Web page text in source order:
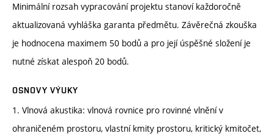
Minimální rozsah vypracování projektu stanoví každoročně
aktualizovaná vyhláška garanta předmětu. Závěrečná zkouška
je hodnocena maximem 50 bodů a pro její úspěšné složení je
nutné získat alespoň 20 bodů.
OSNOVY VÝUKY
1. Vlnová akustika: vlnová rovnice pro rovinné vlnění v
ohraničeném prostoru, vlastní kmity prostoru, kritický kmitočet,